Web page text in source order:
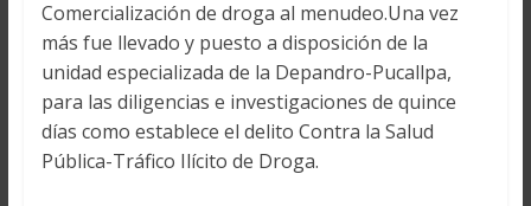
Comercialización de droga al menudeo.Una vez
más fue llevado y puesto a disposición de la
unidad especializada de la Depandro-Pucallpa,
para las diligencias e investigaciones de quince
días como establece el delito Contra la Salud
Pública-Tráfico Ilícito de Droga.